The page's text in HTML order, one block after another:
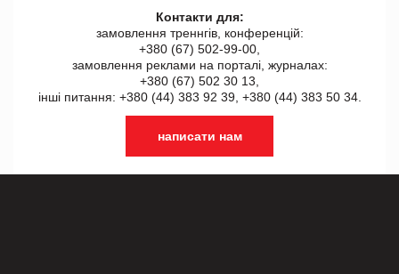
Контакти для:
замовлення треннгів, конференцій:
+380 (67) 502-99-00,
замовлення реклами на порталі, журналах:
+380 (67) 502 30 13,
інші питання: +380 (44) 383 92 39, +380 (44) 383 50 34.
написати нам